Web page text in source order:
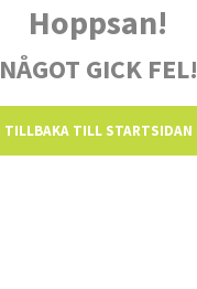
Hoppsan!
NÅGOT GICK FEL!
TILLBAKA TILL STARTSIDAN